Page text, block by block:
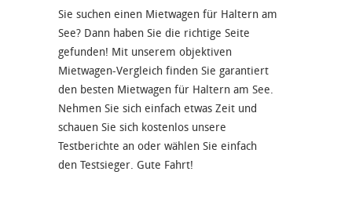
Sie suchen einen Mietwagen für Haltern am
See? Dann haben Sie die richtige Seite
gefunden! Mit unserem objektiven
Mietwagen-Vergleich finden Sie garantiert
den besten Mietwagen für Haltern am See.
Nehmen Sie sich einfach etwas Zeit und
schauen Sie sich kostenlos unsere
Testberichte an oder wählen Sie einfach
den Testsieger. Gute Fahrt!